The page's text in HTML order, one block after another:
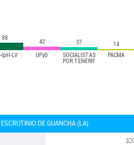
IpH-LV UPyD
SOCIALISTAS
POR TENERIF
PACMA
88
42 37 14
DE GUANCHA (LA)